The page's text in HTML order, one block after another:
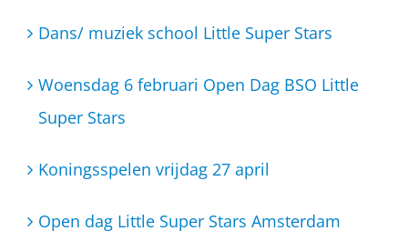
Dans/ muziek school Little Super Stars
Woensdag 6 februari Open Dag BSO Little
Super Stars
Koningsspelen vrijdag 27 april
Open dag Little Super Stars Amsterdam